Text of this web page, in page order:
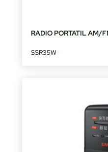
RADIO PORTATIL AM/
SSR35W